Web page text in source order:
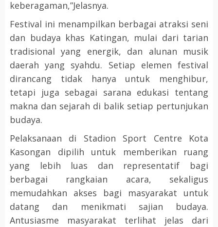
keberagaman,”Jelasnya.
Festival ini menampilkan berbagai atraksi seni
dan budaya khas Katingan, mulai dari tarian
tradisional yang energik, dan alunan musik
daerah yang syahdu. Setiap elemen festival
dirancang tidak hanya untuk menghibur,
tetapi juga sebagai sarana edukasi tentang
makna dan sejarah di balik setiap pertunjukan
budaya.
Pelaksanaan di Stadion Sport Centre Kota
Kasongan dipilih untuk memberikan ruang
yang lebih luas dan representatif bagi
berbagai rangkaian acara, sekaligus
memudahkan akses bagi masyarakat untuk
datang dan menikmati sajian budaya.
Antusiasme masyarakat terlihat jelas dari